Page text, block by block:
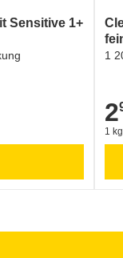
Spinat), Zucker,
Sensitive 1+
1
2
1